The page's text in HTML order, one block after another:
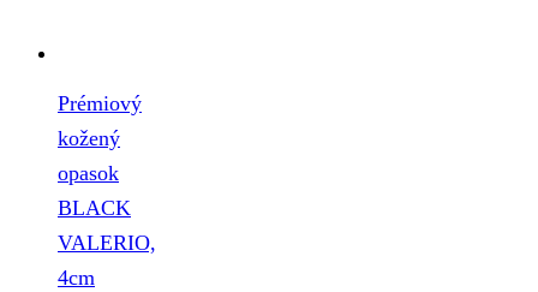
Prémiový
kožený
opasok
BLACK
VALERIO,
4cm